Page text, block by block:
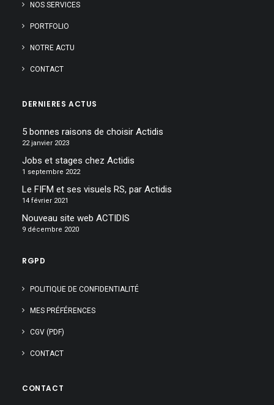
NOS SERVICES
PORTFOLIO
NOTRE ACTU
CONTACT
DERNIERES ACTUS
5 bonnes raisons de choisir Actidis
22 janvier 2023
Jobs et stages chez Actidis
1 septembre 2022
Le FIFM et ses visuels RS, par Actidis
14 février 2021
Nouveau site web ACTIDIS
9 décembre 2020
RGPD
POLITIQUE DE CONFIDENTIALITÉ
MES PRÉFÉRENCES
CGV (PDF)
CONTACT
CONTACT